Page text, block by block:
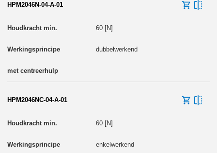
HPM2046N-04-A-01
60 [N]
dubbelwerkend
HPM2046NC-04-A-01
60 [N]
enkelwerkend